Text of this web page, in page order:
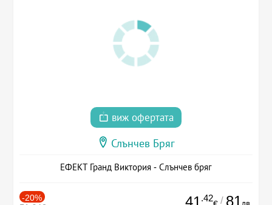
виж офертата
Слънчев Бряг
ЕФЕКТ Гранд Виктория - Слънчев бряг
-20% 41 .42 / 81